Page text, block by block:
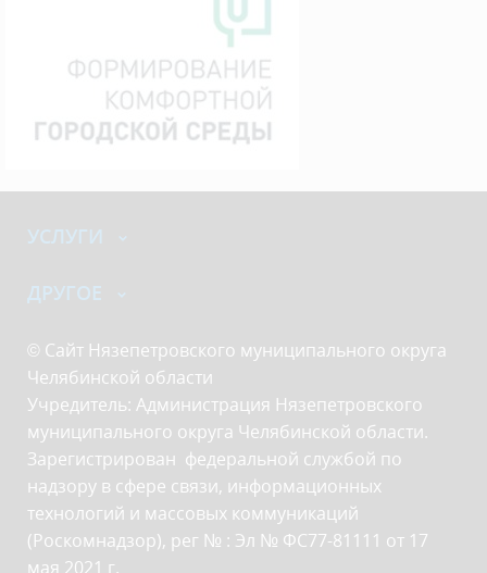
УСЛУГИ
ДРУГОЕ
© Сайт Нязепетровского муниципального округа
Челябинской области
Учредитель: Администрация Нязепетровского
муниципального округа Челябинской области.
Зарегистрирован федеральной службой по
надзору в сфере связи, информационных
технологий и массовых коммуникаций
(Роскомнадзор), рег № : Эл № ФС77-81111 от 17
мая 2021 г.